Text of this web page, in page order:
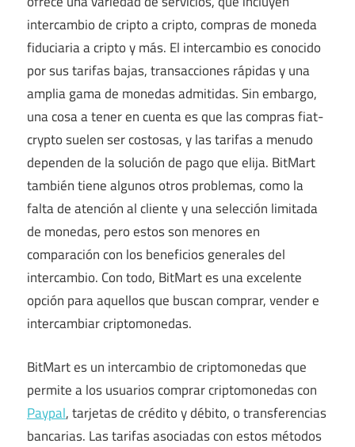
intercambio de cripto a cripto, compras de moneda
fiduciaria a cripto y más. El intercambio es conocido
por sus tarifas bajas, transacciones rápidas y una
amplia gama de monedas admitidas. Sin embargo,
una cosa a tener en cuenta es que las compras fiat-
crypto suelen ser costosas, y las tarifas a menudo
dependen de la solución de pago que elija. BitMart
también tiene algunos otros problemas, como la
falta de atención al cliente y una selección limitada
de monedas, pero estos son menores en
comparación con los beneficios generales del
intercambio. Con todo, BitMart es una excelente
opción para aquellos que buscan comprar, vender e
intercambiar criptomonedas.
BitMart es un intercambio de criptomonedas que
permite a los usuarios comprar criptomonedas con
Paypal, tarjetas de crédito y débito, o transferencias
bancarias. Las tarifas asociadas con estos métodos